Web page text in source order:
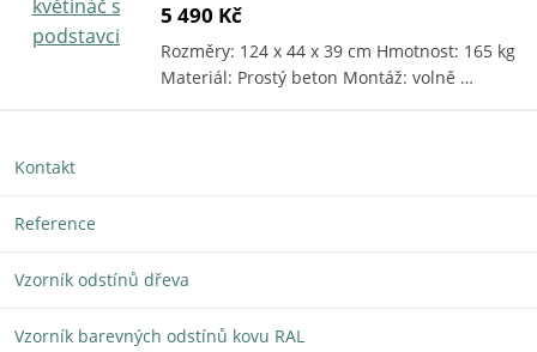
5 490 Kč
Rozměry: 124 x 44 x 39 cm Hmotnost: 165 kg
Materiál: Prostý beton Montáž: volně …
Kontakt
Reference
Vzorník odstínů dřeva
Vzorník barevných odstínů kovu RAL